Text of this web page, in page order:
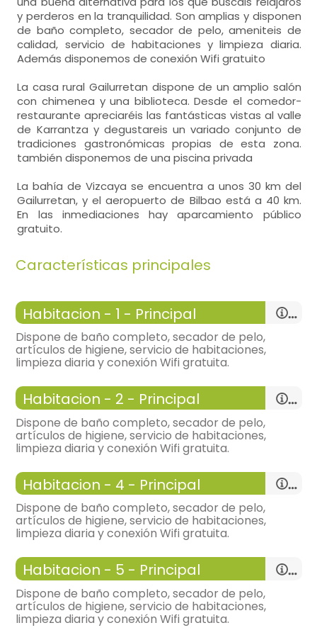
y perderos en la tranquilidad. Son amplias y disponen
de baño completo, secador de pelo, ameniteis de
calidad, servicio de habitaciones y limpieza diaria.
Además disponemos de conexión Wifi gratuito
La casa rural Gailurretan dispone de un amplio salón
con chimenea y una biblioteca. Desde el comedor-
restaurante apreciaréis las fantásticas vistas al valle
de Karrantza y degustareis un variado conjunto de
tradiciones gastronómicas propias de esta zona.
también disponemos de una piscina privada
La bahía de Vizcaya se encuentra a unos 30 km del
Gailurretan, y el aeropuerto de Bilbao está a 40 km.
En las inmediaciones hay aparcamiento público
gratuito.
Características principales
Habitacion - 1 - Principal
Dispone de baño completo, secador de pelo,
artículos de higiene, servicio de habitaciones,
limpieza diaria y conexión Wifi gratuita.
-
habitación con: 1 Habitación
-
12 m², bonitas vistas, calefacción,
General:
-
wifi u otro acceso a internet
- espacio libre de humos
- incluye: sábanas, toallas,
-
no hay problemas para aparcar
Distribución:
habitación de matrimonio
Habitacion - 2 - Principal
Dispone de baño completo, secador de pelo,
artículos de higiene, servicio de habitaciones,
limpieza diaria y conexión Wifi gratuita.
-
habitación con: 1 Habitación
-
12 m²,
General:
Habitacion - 4 - Principal
Dispone de baño completo, secador de pelo,
artículos de higiene, servicio de habitaciones,
limpieza diaria y conexión Wifi gratuita.
-
habitación con: 1 Habitación
-
12 m²,
General:
Habitacion - 5 - Principal
Dispone de baño completo, secador de pelo,
artículos de higiene, servicio de habitaciones,
limpieza diaria y conexión Wifi gratuita.